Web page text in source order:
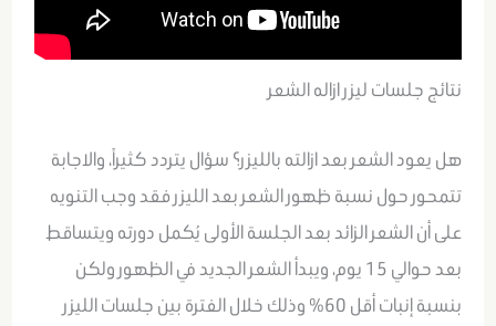
نتائج جلسات ليزر ازاله الشعر
هل يعود الشعر بعد ازالته بالليزر؟ سؤال يتردد كثيراً، والاجابة
تتمحور حول نسبة ظهور الشعر بعد الليزر فقد وجب التنويه
على أن الشعر الزائد بعد الجلسة الأولى يُكمل دورته ويتساقط
بعد حوالي 15 يوم، ويبدأ الشعر الجديد في الظهور ولكن
بنسبة إنبات أقل 60% وذلك خلال الفترة بين جلسات الليزر